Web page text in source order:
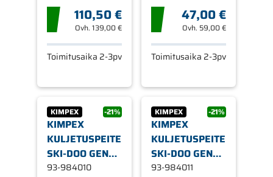
110,50 €
Ovh. 139,00 €
Toimitusaika 2-3pv
47,00 €
Ovh. 59,00 €
Toimitusaika 2-3pv
KIMPEX -21%
KIMPEX
KULJETUSPEITE
SKI-DOO GEN4
EXPEDITION
93-984010
KIMPEX -21%
KIMPEX
KULJETUSPEITE
SKI-DOO GEN4
EXPEDITION
93-984011